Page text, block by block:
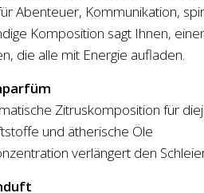
Abenteuer, Kommunikation,
Komposition sagt Ihnen,
die alle mit Energie aufladen.
Zitruskomposition für
und ätherische Öle
verlängert den